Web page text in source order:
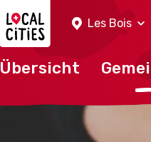
Les Bois
Übersicht